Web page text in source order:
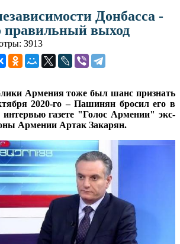
Донбасса -
правильный выход
3913
Армения тоже был шанс признать
2020-го – Пашинян бросил его в
газете "Голос Армении" экс-
Армении Артак Закарян.